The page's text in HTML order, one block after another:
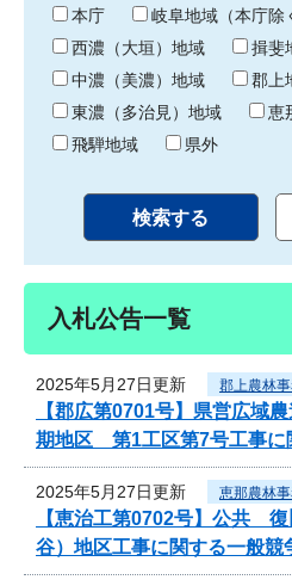
わ
り
本庁
岐阜地域（本庁除
西濃（大垣）地域
揖斐
中濃（美濃）地域
郡上
東濃（多治見）地域
恵
飛騨地域
県外
入札公告一覧
2025年5月27日更新 郡上農林
【郡広第0701号】県営広域
期地区 第1工区第7号工事に
2025年5月27日更新 恵那農林
【恵治工第0702号】公共
谷）地区工事に関する一般競